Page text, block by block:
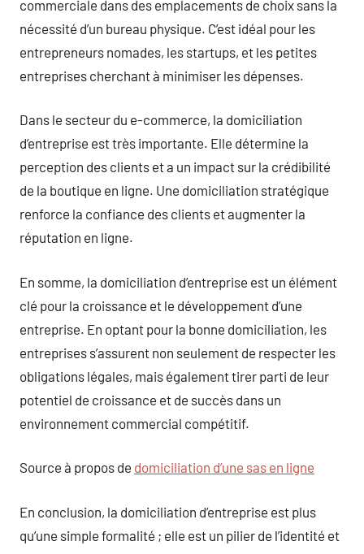
commerciale dans des emplacements de choix sans la
nécessité d’un bureau physique. C’est idéal pour les
entrepreneurs nomades, les startups, et les petites
entreprises cherchant à minimiser les dépenses.
Dans le secteur du e-commerce, la domiciliation
d’entreprise est très importante. Elle détermine la
perception des clients et a un impact sur la crédibilité
de la boutique en ligne. Une domiciliation stratégique
renforce la confiance des clients et augmenter la
réputation en ligne.
En somme, la domiciliation d’entreprise est un élément
clé pour la croissance et le développement d’une
entreprise. En optant pour la bonne domiciliation, les
entreprises s’assurent non seulement de respecter les
obligations légales, mais également tirer parti de leur
potentiel de croissance et de succès dans un
environnement commercial compétitif.
Source à propos de domiciliation d’une sas en ligne
En conclusion, la domiciliation d’entreprise est plus
qu’une simple formalité ; elle est un pilier de l’identité et